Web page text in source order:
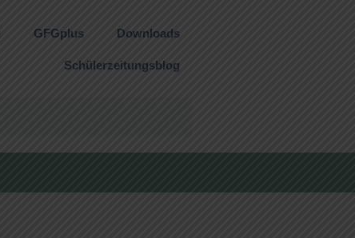
GFGplus Downloads
Schülerzeitungsblog